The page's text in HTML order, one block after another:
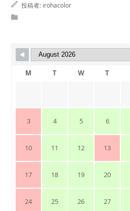
投稿者: irohacolor
M T W T
3 4 5 6
10 11 12 13
17 18 19 20
24 25 26 27